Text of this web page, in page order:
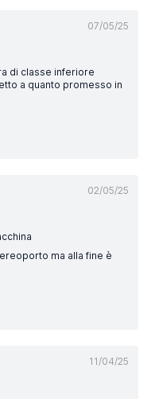
07/05/25
di classe inferiore
a quanto promesso in
02/05/25
ma alla fine è
11/04/25